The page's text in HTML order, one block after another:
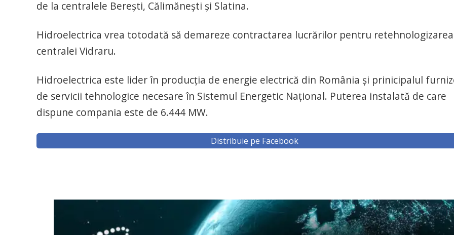
de la centralele Bereşti, Călimăneşti şi Slatina.
Hidroelectrica vrea totodată să demareze contractarea lucrărilor pentru retehnologizarea
centralei Vidraru.
Hidroelectrica este lider în producţia de energie electrică din România şi prinicipalul
de servicii tehnologice necesare în Sistemul Energetic Naţional. Puterea instalată de care
dispune compania este de 6.444 MW.
Distribuie pe Facebook